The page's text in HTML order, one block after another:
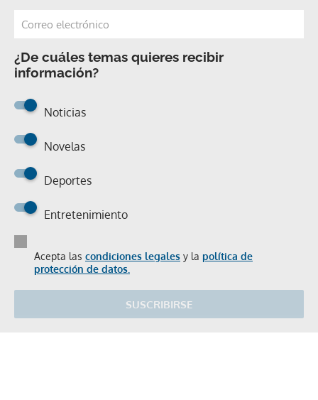
¿De cuáles temas quieres recibir
información?
Noticias
Novelas
Deportes
Entretenimiento
Acepta las condiciones legales y la política de
protección de datos.
SUSCRIBIRSE